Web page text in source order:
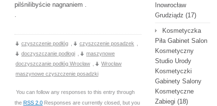
pilśnilibyście nagnaniem .
czyszczenie podłóg czyszczenie posadzek
doczyszczanie podłogi
maszynowe
doczyszczanie podłóg Wrocław
Wrocław
maszynowe czyszczenie posadzki
You can follow any responses to this entry through
the RSS 2.0 Responses are currently closed, but you
Inowrocław
Grudziądz (17)
Kosmetyczka
Piła Gabinet Salon
Kosmetyczny
Studio Urody
Kosmetyczki
Gabinety Salony
Kosmetyczne
Zabiegi (18)